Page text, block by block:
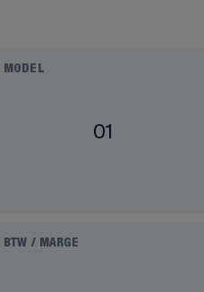
MODEL
01
BTW / MARGE